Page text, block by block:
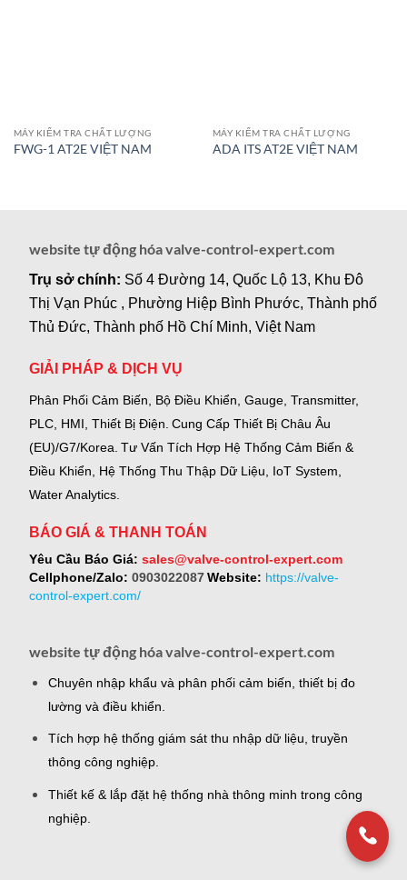
MÁY KIỂM TRA CHẤT LƯỢNG
FWG-1 AT2E VIỆT NAM
MÁY KIỂM TRA CHẤT LƯỢNG
ADA ITS AT2E VIỆT NAM
website tự động hóa valve-control-expert.com
Trụ sở chính: Số 4 Đường 14, Quốc Lộ 13, Khu Đô
Thị Vạn Phúc , Phường Hiệp Bình Phước, Thành phố
Thủ Đức, Thành phố Hồ Chí Minh, Việt Nam
GIẢI PHÁP & DỊCH VỤ
Phân Phối Cảm Biến, Bộ Điều Khiển, Gauge, Transmitter,
PLC, HMI, Thiết Bị Điện. Cung Cấp Thiết Bị Châu Âu
(EU)/G7/Korea. Tư Vấn Tích Hợp Hệ Thống Cảm Biến &
Điều Khiển, Hệ Thống Thu Thập Dữ Liệu, IoT System,
Water Analytics.
BÁO GIÁ & THANH TOÁN
Yêu Cầu Báo Giá: sales@valve-control-expert.com
Cellphone/Zalo: 0903022087 Website: https://valve-
control-expert.com/
website tự động hóa valve-control-expert.com
Chuyên nhập khẩu và phân phối cảm biến, thiết bị đo
lường và điều khiển.
Tích hợp hệ thống giám sát thu nhập dữ liệu, truyền
thông công nghiệp.
Thiết kế & lắp đặt hệ thống nhà thông minh trong công
nghiệp.